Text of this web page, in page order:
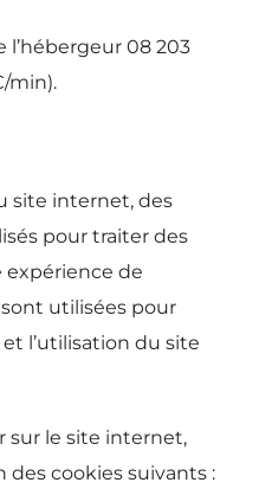
08 203
min).
site internet, des
pour traiter des
expérience de
utilisées pour
l’utilisation du site
sur le site internet,
des cookies suivants :